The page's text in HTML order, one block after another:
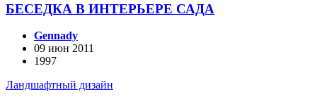
БЕСЕДКА В ИНТЕРЬЕРЕ САДА
Gennady
09 июн 2011
1997
Ландшафтный дизайн